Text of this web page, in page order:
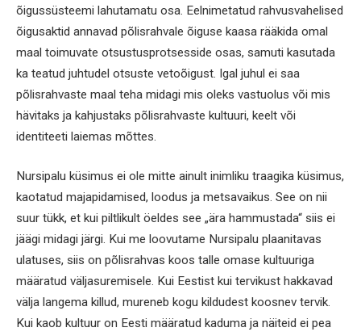
õigussüsteemi lahutamatu osa. Eelnimetatud rahvusvahelised
õigusaktid annavad põlisrahvale õiguse kaasa rääkida omal
maal toimuvate otsustusprotsesside osas, samuti kasutada
ka teatud juhtudel otsuste vetoõigust. Igal juhul ei saa
põlisrahvaste maal teha midagi mis oleks vastuolus või mis
hävitaks ja kahjustaks põlisrahvaste kultuuri, keelt või
identiteeti laiemas mõttes.
Nursipalu küsimus ei ole mitte ainult inimliku traagika küsimus,
kaotatud majapidamised, loodus ja metsavaikus. See on nii
suur tükk, et kui piltlikult öeldes see „ära hammustada“ siis ei
jäägi midagi järgi. Kui me loovutame Nursipalu plaanitavas
ulatuses, siis on põlisrahvas koos talle omase kultuuriga
määratud väljasuremisele. Kui Eestist kui tervikust hakkavad
välja langema killud, mureneb kogu kildudest koosnev tervik.
Kui kaob kultuur on Eesti määratud kaduma ja näiteid ei pea